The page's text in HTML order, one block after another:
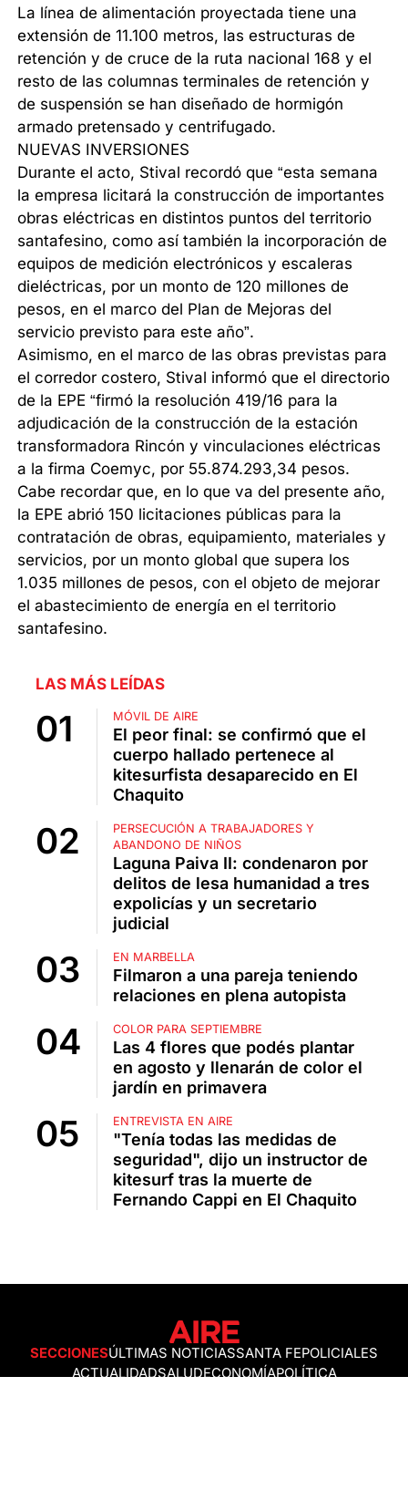
La línea de alimentación proyectada tiene una
extensión de 11.100 metros, las estructuras de
retención y de cruce de la ruta nacional 168 y el
resto de las columnas terminales de retención y
de suspensión se han diseñado de hormigón
armado pretensado y centrifugado.
NUEVAS INVERSIONES
Durante el acto, Stival recordó que “esta semana
la empresa licitará la construcción de importantes
obras eléctricas en distintos puntos del territorio
santafesino, como así también la incorporación de
equipos de medición electrónicos y escaleras
dieléctricas, por un monto de 120 millones de
pesos, en el marco del Plan de Mejoras del
servicio previsto para este año”.
Asimismo, en el marco de las obras previstas para
el corredor costero, Stival informó que el directorio
de la EPE “firmó la resolución 419/16 para la
adjudicación de la construcción de la estación
transformadora Rincón y vinculaciones eléctricas
a la firma Coemyc, por 55.874.293,34 pesos.
Cabe recordar que, en lo que va del presente año,
la EPE abrió 150 licitaciones públicas para la
contratación de obras, equipamiento, materiales y
servicios, por un monto global que supera los
1.035 millones de pesos, con el objeto de mejorar
el abastecimiento de energía en el territorio
santafesino.
LAS MÁS LEÍDAS
MÓVIL DE AIRE
El peor final: se confirmó que el
cuerpo hallado pertenece al
kitesurfista desaparecido en El
Chaquito
PERSECUCIÓN A TRABAJADORES Y
ABANDONO DE NIÑOS
Laguna Paiva II: condenaron por
delitos de lesa humanidad a tres
expolicías y un secretario
judicial
EN MARBELLA
Filmaron a una pareja teniendo
relaciones en plena autopista
COLOR PARA SEPTIEMBRE
Las 4 flores que podés plantar
en agosto y llenarán de color el
jardín en primavera
ENTREVISTA EN AIRE
"Tenía todas las medidas de
seguridad", dijo un instructor de
kitesurf tras la muerte de
Fernando Cappi en El Chaquito
SECCIONESÚLTIMAS NOTICIASSANTA FEPOLICIALES
ACTUALIDADSALUDECONOMÍAPOLÍTICA